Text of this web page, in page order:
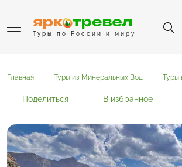
Туры по России и миру
Главная Туры из Минеральных Вод Туры
Поделиться В избранное